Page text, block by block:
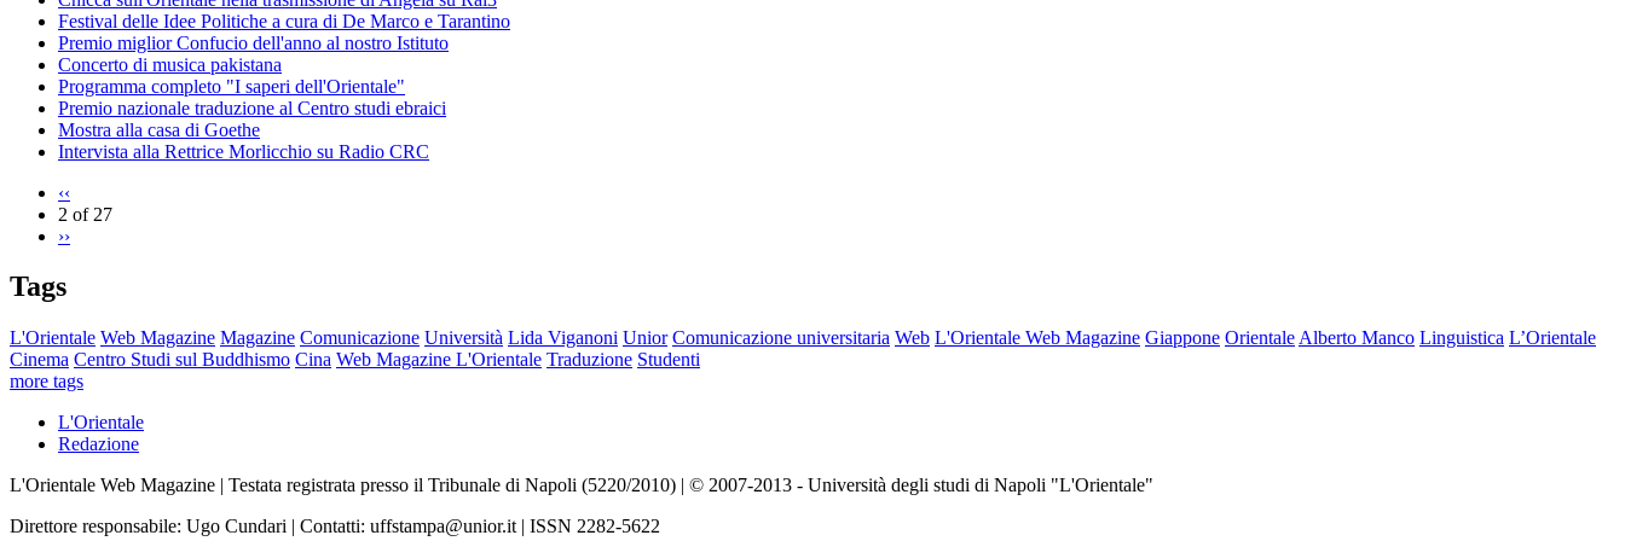
Festival delle Idee Politiche a cura di De Marco e Tarantino
Premio miglior Confucio dell'anno al nostro Istituto
Concerto di musica pakistana
Programma completo "I saperi dell'Orientale"
Premio nazionale traduzione al Centro studi ebraici
Mostra alla casa di Goethe
Intervista alla Rettrice Morlicchio su Radio CRC
‹‹
2 of 27
››
Tags
L'Orientale Web Magazine Magazine Comunicazione Università Lida Viganoni Unior Comunicazione universitaria Web L'Orientale Web Magazine Giappone Orientale Alberto Manco Linguistica L’Orientale
Cinema Centro Studi sul Buddhismo Cina Web Magazine L'Orientale Traduzione Studenti
more tags
L'Orientale
Redazione
L'Orientale Web Magazine | Testata registrata presso il Tribunale di Napoli (5220/2010) | © 2007-2013 - Università degli studi di Napoli "L'Orientale"
Direttore responsabile: Ugo Cundari | Contatti: uffstampa@unior.it | ISSN 2282-5622